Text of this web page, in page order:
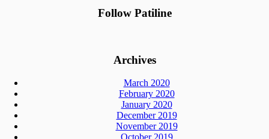
Follow Patiline
Archives
March 2020
February 2020
January 2020
December 2019
November 2019